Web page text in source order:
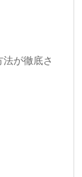
が徹底さ